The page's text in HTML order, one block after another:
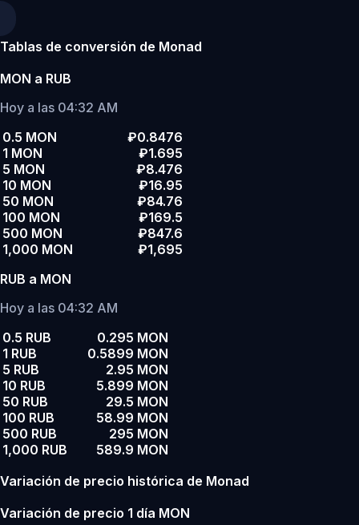
Tablas de conversión de Monad
MON a RUB
Hoy a las 04:32 AM
0.5 MON
₽0.8476
1 MON
₽1.695
5 MON
₽8.476
10 MON
₽16.95
50 MON
₽84.76
100 MON
₽169.5
500 MON
₽847.6
1,000 MON
₽1,695
RUB a MON
Hoy a las 04:32 AM
0.5 RUB
0.295 MON
1 RUB
0.5899 MON
5 RUB
2.95 MON
10 RUB
5.899 MON
50 RUB
29.5 MON
100 RUB
58.99 MON
500 RUB
295 MON
1,000 RUB
589.9 MON
Variación de precio histórica de Monad
Variación de precio 1 día MON